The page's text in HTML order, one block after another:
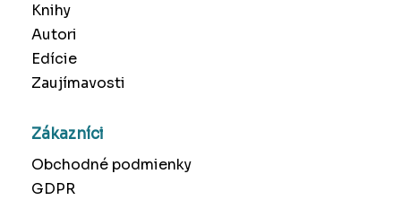
Knihy
Autori
Edície
Zaujímavosti
Zákazníci
Obchodné podmienky
GDPR